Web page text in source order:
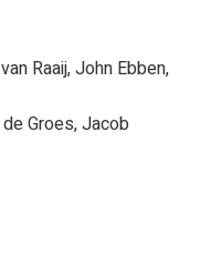
Raaij, John Ebben,
Groes, Jacob